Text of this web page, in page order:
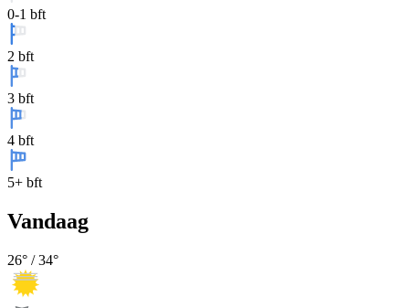
0-1 bft
2 bft
3 bft
4 bft
5+ bft
Vandaag
26° /34°